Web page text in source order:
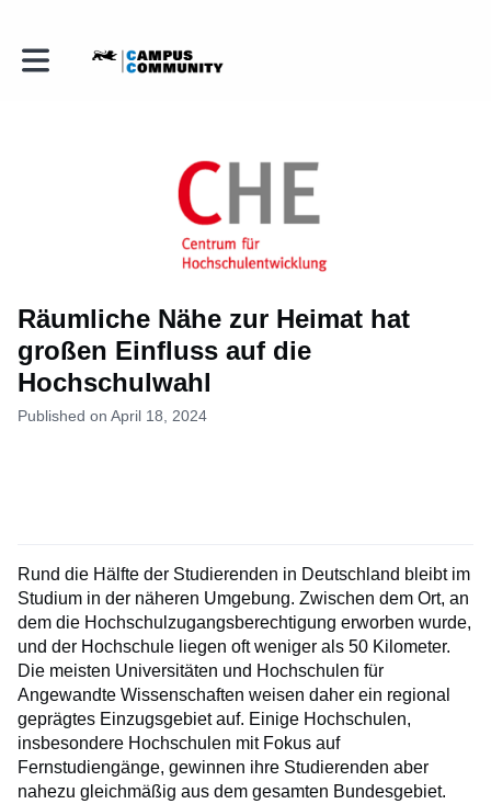
Toggle main navigation
Räumliche Nähe zur Heimat hat
großen Einfluss auf die
Hochschulwahl
Published on April 18, 2024
Rund die Hälfte der Studierenden in Deutschland bleibt im
Studium in der näheren Umgebung. Zwischen dem Ort, an
dem die Hochschulzugangsberechtigung erworben wurde,
und der Hochschule liegen oft weniger als 50 Kilometer.
Die meisten Universitäten und Hochschulen für
Angewandte Wissenschaften weisen daher ein regional
geprägtes Einzugsgebiet auf. Einige Hochschulen,
insbesondere Hochschulen mit Fokus auf
Fernstudiengänge, gewinnen ihre Studierenden aber
nahezu gleichmäßig aus dem gesamten Bundesgebiet.